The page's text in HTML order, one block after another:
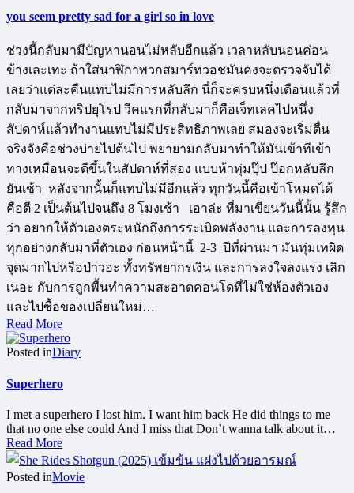
you seem pretty sad for a girl so in love
ช่วงนี้กลับมามีปัญหานอนไม่หลับอีกแล้ว เวลาหลับนอนค่อน
ข้างเละเทะ ถ้าใส่นาฬิกาพวกสมาร์ทวอชมันคงจะตรวจจับได้
เลยว่าแต่ละคืนแทบไม่มีการหลับลึก นี่ก็จะครบหนึ่งเดือนแล้วที่
กลับมาจากทริปยุโรป วีคแรกที่กลับมาก็คือเจ็ทเลคไปหนึ่ง
สัปดาห์แล้วทำงานแทบไม่มีประสิทธิภาพเลย สมองจะเริ่มตื่น
จริงจังคือช่วงบ่ายไปต้นไป พยายามกลับมาทำให้มันเข้าทีเข้า
ทางเหมือนจะดีขึ้นในสัปดาห์ที่สอง แบบห้าทุ่มปุ๊ป ป๊อกหลับลึก
ยันเช้า หลังจากนั้นก็แทบไม่มีอีกแล้ว ทุกวันนี้คือเข้าโหมดได้
คือตี 2 เป็นต้นไปจนถึง 8 โมงเช้า เอาล่ะ ที่มาเขียนวันนี้นั้น รู้สึก
ว่า อยากให้ตัวเองตระหนักถึงการระเบิดพลังงาน และการลงทุน
ทุกอย่างกลับมาที่ตัวเอง ก่อนหน้านี้ 2-3 ปีที่ผ่านมา มันทุ่มเทผิด
จุดมากไปหรือป่าวอะ ทั้งทรัพยากรเงิน และการลงใจลงแรง เลิก
เนอะ กับการถูกพื้นทำความสะอาดคอนโดที่ไม่ใช่ห้องตัวเอง
และไปซื้อของเปลี่ยนใหม่…
Read More
Posted inDiary
Superhero
I met a superhero I lost him. I want him back He did things to me
that no one else could And I miss that Don’t wanna talk about it…
Read More
Posted inMovie